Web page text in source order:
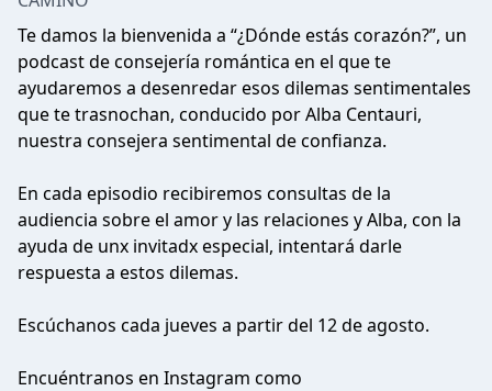
Te damos la bienvenida a “¿Dónde estás corazón?”, un
podcast de consejería romántica en el que te
ayudaremos a desenredar esos dilemas sentimentales
que te trasnochan, conducido por Alba Centauri,
nuestra consejera sentimental de confianza.
En cada episodio recibiremos consultas de la
audiencia sobre el amor y las relaciones y Alba, con la
ayuda de unx invitadx especial, intentará darle
respuesta a estos dilemas.
Escúchanos cada jueves a partir del 12 de agosto.
Encuéntranos en Instagram como